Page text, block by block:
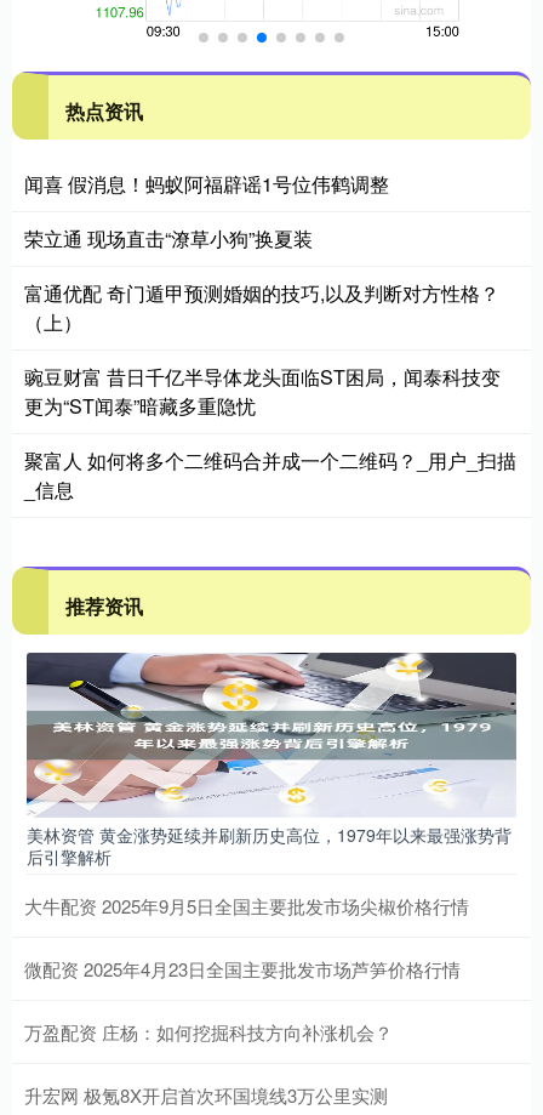
热点资讯
闻喜 假消息！蚂蚁阿福辟谣1号位伟鹤调整
荣立通 现场直击“潦草小狗”换夏装
富通优配 奇门遁甲预测婚姻的技巧,以及判断对方性格？
（上）
豌豆财富 昔日千亿半导体龙头面临ST困局，闻泰科技变
更为“ST闻泰”暗藏多重隐忧
聚富人 如何将多个二维码合并成一个二维码？_用户_扫描
_信息
推荐资讯
美林资管 黄金涨势延续并刷新历史高位，1979年以来最强涨势背
后引擎解析
大牛配资 2025年9月5日全国主要批发市场尖椒价格行情
微配资 2025年4月23日全国主要批发市场芦笋价格行情
万盈配资 庄杨：如何挖掘科技方向补涨机会？
升宏网 极氪8X开启首次环国境线3万公里实测